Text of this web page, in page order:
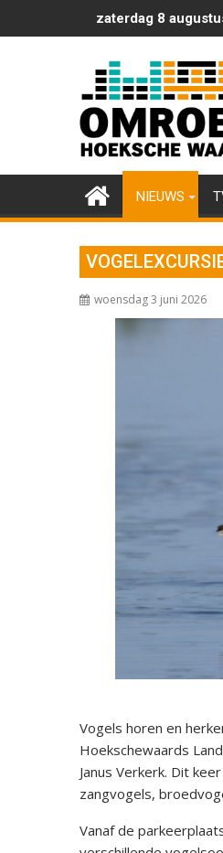
naar
zaterdag 8
NIEUWS
woensdag 3 juni 2026
Vogels horen en
Hoekschewaards
Janus Verkerk. Dit
zangvogels,
Vanaf de